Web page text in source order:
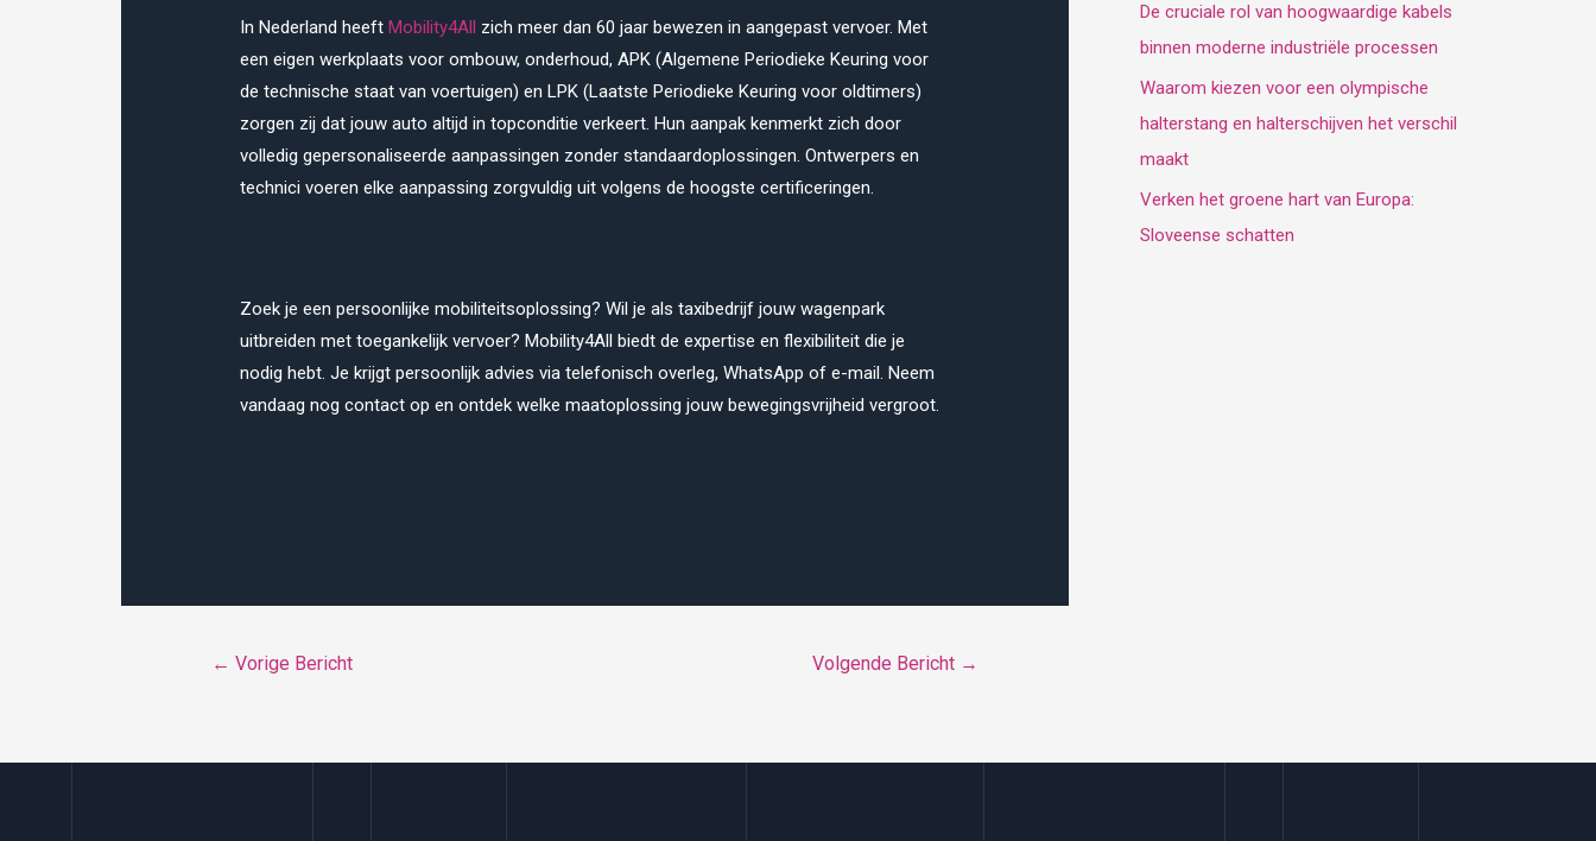
In Nederland heeftMobility4All zich meer dan 60 jaar bewezen in aangepast vervoer. Met
een eigen werkplaats voor ombouw, onderhoud, APK (Algemene Periodieke Keuring voor
de technische staat van voertuigen) en LPK (Laatste Periodieke Keuring voor oldtimers)
zorgen zij dat jouw auto altijd in topconditie verkeert. Hun aanpak kenmerkt zich door
volledig gepersonaliseerde aanpassingen zonder standaardoplossingen. Ontwerpers en
technici voeren elke aanpassing zorgvuldig uit volgens de hoogste certificeringen.
Zoek je een persoonlijke mobiliteitsoplossing? Wil je als taxibedrijf jouw wagenpark
uitbreiden met toegankelijk vervoer? Mobility4All biedt de expertise en flexibiliteit die je
nodig hebt. Je krijgt persoonlijk advies via telefonisch overleg, WhatsApp of e-mail. Neem
vandaag nog contact op en ontdek welke maatoplossing jouw bewegingsvrijheid vergroot.
← Vorige Bericht Volgende Bericht →
De cruciale rol van hoogwaardige kabels
binnen moderne industriële processen
Waarom kiezen voor een olympische
halterstang en halterschijven het verschil
maakt
Verken het groene hart van Europa:
Sloveense schatten